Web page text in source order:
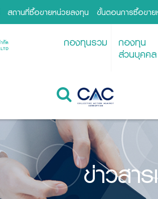
สถานที่ซื้อขายหน่วยลงทุน ขั้นตอนการซื้อขา
กองทุนรวม กองทุน
ส่วนบุคคล
ข่าวสา